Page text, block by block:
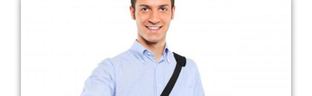
Великий Омеляник
Верхнеднепровск